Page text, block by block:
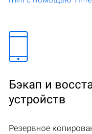
Бэкап и
устройств
Резервное